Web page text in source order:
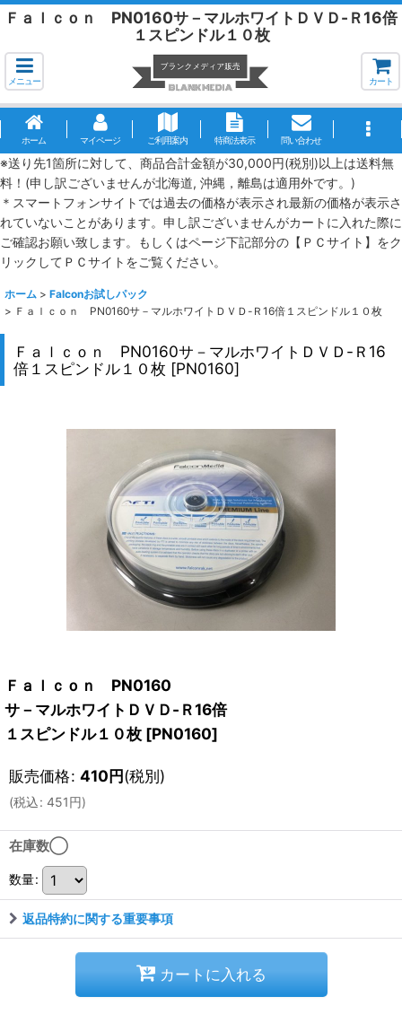
Ｆａｌｃｏｎ PN0160サ－マルホワイトＤＶＤ-Ｒ16倍
１スピンドル１０枚
メニュー カート
ホーム マイページ ご利用案内 特商法表示 問い合わせ
※送り先1箇所に対して、商品合計金額が30,000円(税別)以上は送料無
料！(申し訳ございませんが北海道, 沖縄，離島は適用外です。)
＊スマートフォンサイトでは過去の価格が表示され最新の価格が表示さ
れていないことがあります。申し訳ございませんがカートに入れた際に
ご確認お願い致します。もしくはページ下記部分の【ＰＣサイト】をク
リックしてＰＣサイトをご覧ください。
ホーム > Falconお試しパック
> Ｆａｌｃｏｎ PN0160サ－マルホワイトＤＶＤ-Ｒ16倍１スピンドル１０枚
Ｆａｌｃｏｎ PN0160サ－マルホワイトＤＶＤ-Ｒ16
倍１スピンドル１０枚 [PN0160]
Ｆａｌｃｏｎ PN0160
サ－マルホワイトＤＶＤ-Ｒ16倍
１スピンドル１０枚 [PN0160]
販売価格: 410円(税別)
(税込: 451円)
在庫数◯
数量:
返品特約に関する重要事項
カートに入れる